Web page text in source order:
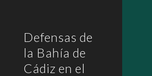
Defensas de
la Bahía de
Cádiz en el